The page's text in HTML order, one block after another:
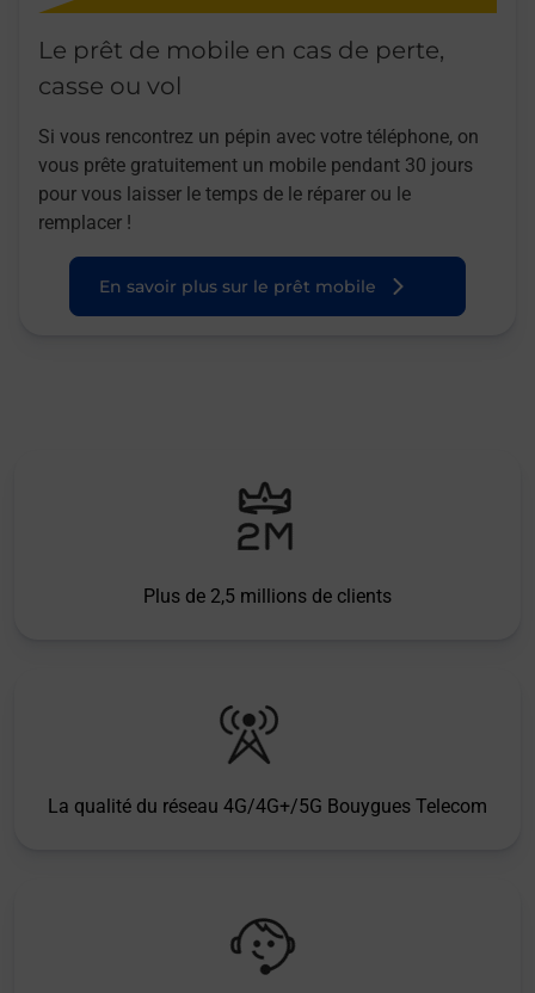
Le prêt de mobile en cas de perte,
casse ou vol
Si vous rencontrez un pépin avec votre téléphone, on
vous prête gratuitement un mobile pendant 30 jours
pour vous laisser le temps de le réparer ou le
remplacer !
En savoir plus sur le prêt mobile
Plus de 2,5 millions de clients
La qualité du réseau 4G/4G+/5G Bouygues Telecom